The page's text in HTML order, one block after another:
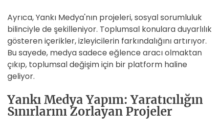
Ayrıca, Yankı Medya'nın projeleri, sosyal sorumluluk
bilinciyle de şekilleniyor. Toplumsal konulara duyarlılık
gösteren içerikler, izleyicilerin farkındalığını artırıyor.
Bu sayede, medya sadece eğlence aracı olmaktan
çıkıp, toplumsal değişim için bir platform haline
geliyor.
Yankı Medya Yapım: Yaratıcılığın
Sınırlarını Zorlayan Projeler